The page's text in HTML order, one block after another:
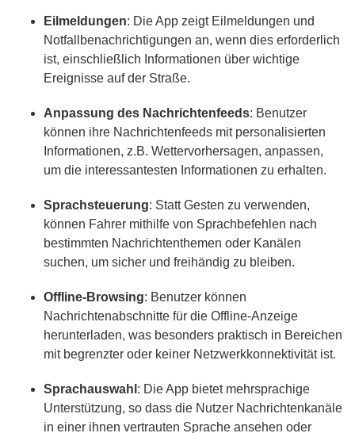
Eilmeldungen: Die App zeigt Eilmeldungen und
Notfallbenachrichtigungen an, wenn dies erforderlich
ist, einschließlich Informationen über wichtige
Ereignisse auf der Straße.
Anpassung des Nachrichtenfeeds: Benutzer
können ihre Nachrichtenfeeds mit personalisierten
Informationen, z.B. Wettervorhersagen, anpassen,
um die interessantesten Informationen zu erhalten.
Sprachsteuerung: Statt Gesten zu verwenden,
können Fahrer mithilfe von Sprachbefehlen nach
bestimmten Nachrichtenthemen oder Kanälen
suchen, um sicher und freihändig zu bleiben.
Offline-Browsing: Benutzer können
Nachrichtenabschnitte für die Offline-Anzeige
herunterladen, was besonders praktisch in Bereichen
mit begrenzter oder keiner Netzwerkkonnektivität ist.
Sprachauswahl : Die App bietet mehrsprachige
Unterstützung, so dass die Nutzer Nachrichtenkanäle
in einer ihnen vertrauten Sprache ansehen oder